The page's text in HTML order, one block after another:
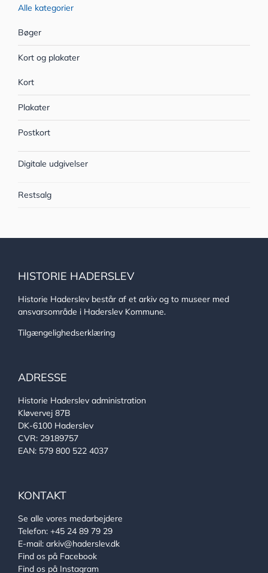
Alle kategorier
Bøger
Kort og plakater
Kort
Plakater
Postkort
Digitale udgivelser
Restsalg
HISTORIE HADERSLEV
Historie Haderslev består af et arkiv og to museer med
ansvarsområde i Haderslev Kommune.
Tilgængelighedserklæring
ADRESSE
Historie Haderslev administration
Kløvervej 87B
DK-6100 Haderslev
CVR: 29189757
EAN: 579 800 522 4037
KONTAKT
Se alle vores medarbejdere
Telefon: +45 24 89 79 29
E-mail: arkiv@haderslev.dk
Find os på Facebook
Find os på Instagram